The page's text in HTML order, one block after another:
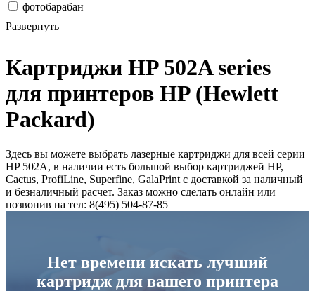
фотобарабан
Развернуть
Картриджи HP 502A series
для принтеров HP (Hewlett
Packard)
Здесь вы можете выбрать лазерные картриджи для всей серии
HP 502A, в наличии есть большой выбор картриджей HP,
Cactus, ProfiLine, Superfine, GalaPrint с доставкой за наличный
и безналичный расчет. Заказ можно сделать онлайн или
позвонив на тел: 8(495) 504-87-85
Нет времени искать лучший
картридж для вашего принтера